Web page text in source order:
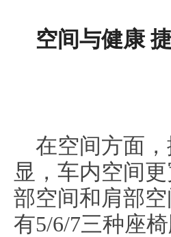
空间与健康
在空间方面
显，车内空间
部空间和肩部
有5/6/7三种座